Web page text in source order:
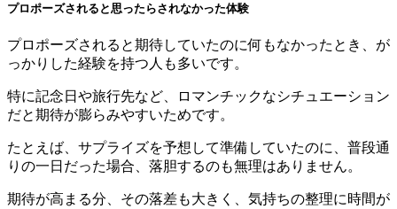
プロポーズされると思ったらされなかった体験
プロポーズされると期待していたのに何もなかったとき、が
っかりした経験を持つ人も多いです。
特に記念日や旅行先など、ロマンチックなシチュエーション
だと期待が膨らみやすいためです。
たとえば、サプライズを予想して準備していたのに、普段通
りの一日だった場合、落胆するのも無理はありません。
期待が高まる分、その落差も大きく、気持ちの整理に時間が